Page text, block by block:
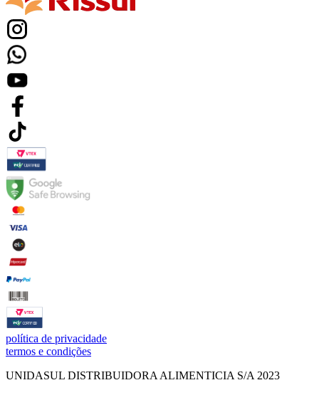
política de privacidade
termos e condições
UNIDASUL DISTRIBUIDORA ALIMENTICIA S/A 2023